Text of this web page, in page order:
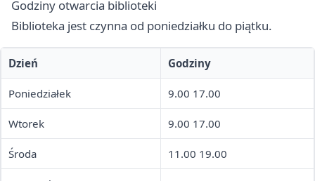
Godziny otwarcia biblioteki
Biblioteka jest czynna od poniedziałku do piątku.
Dzień Godziny
Poniedziałek 9.00 17.00
Wtorek 9.00 17.00
Środa 11.00 19.00